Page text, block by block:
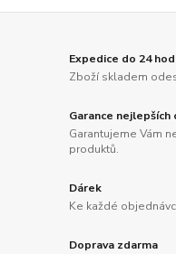
Expedice do 24
Zboží skladem
Garance nejlepších
Garantujeme Vám
produktů.
Dárek
Ke každé
Doprava zdarma